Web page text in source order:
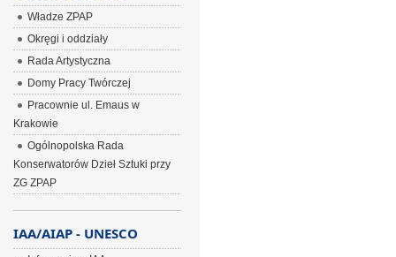
Władze ZPAP
Okręgi i oddziały
Rada Artystyczna
Domy Pracy Twórczej
Pracownie ul. Emaus w
Krakowie
Ogólnopolska Rada
Konserwatorów Dzieł Sztuki przy
ZG ZPAP
IAA/AIAP - UNESCO